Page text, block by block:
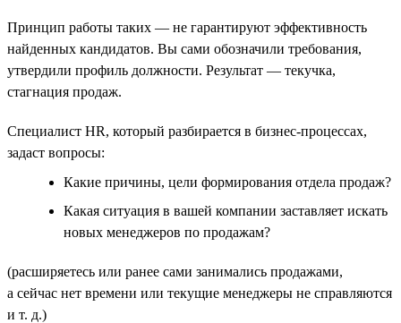
Принцип работы таких — не гарантируют эффективность
найденных кандидатов. Вы сами обозначили требования,
утвердили профиль должности. Результат — текучка,
стагнация продаж.
Специалист HR, который разбирается в бизнес-процессах,
задаст вопросы:
Какие причины, цели формирования отдела продаж?
Какая ситуация в вашей компании заставляет искать
новых менеджеров по продажам?
(расширяетесь или ранее сами занимались продажами,
а сейчас нет времени или текущие менеджеры не справляются
и т. д.)